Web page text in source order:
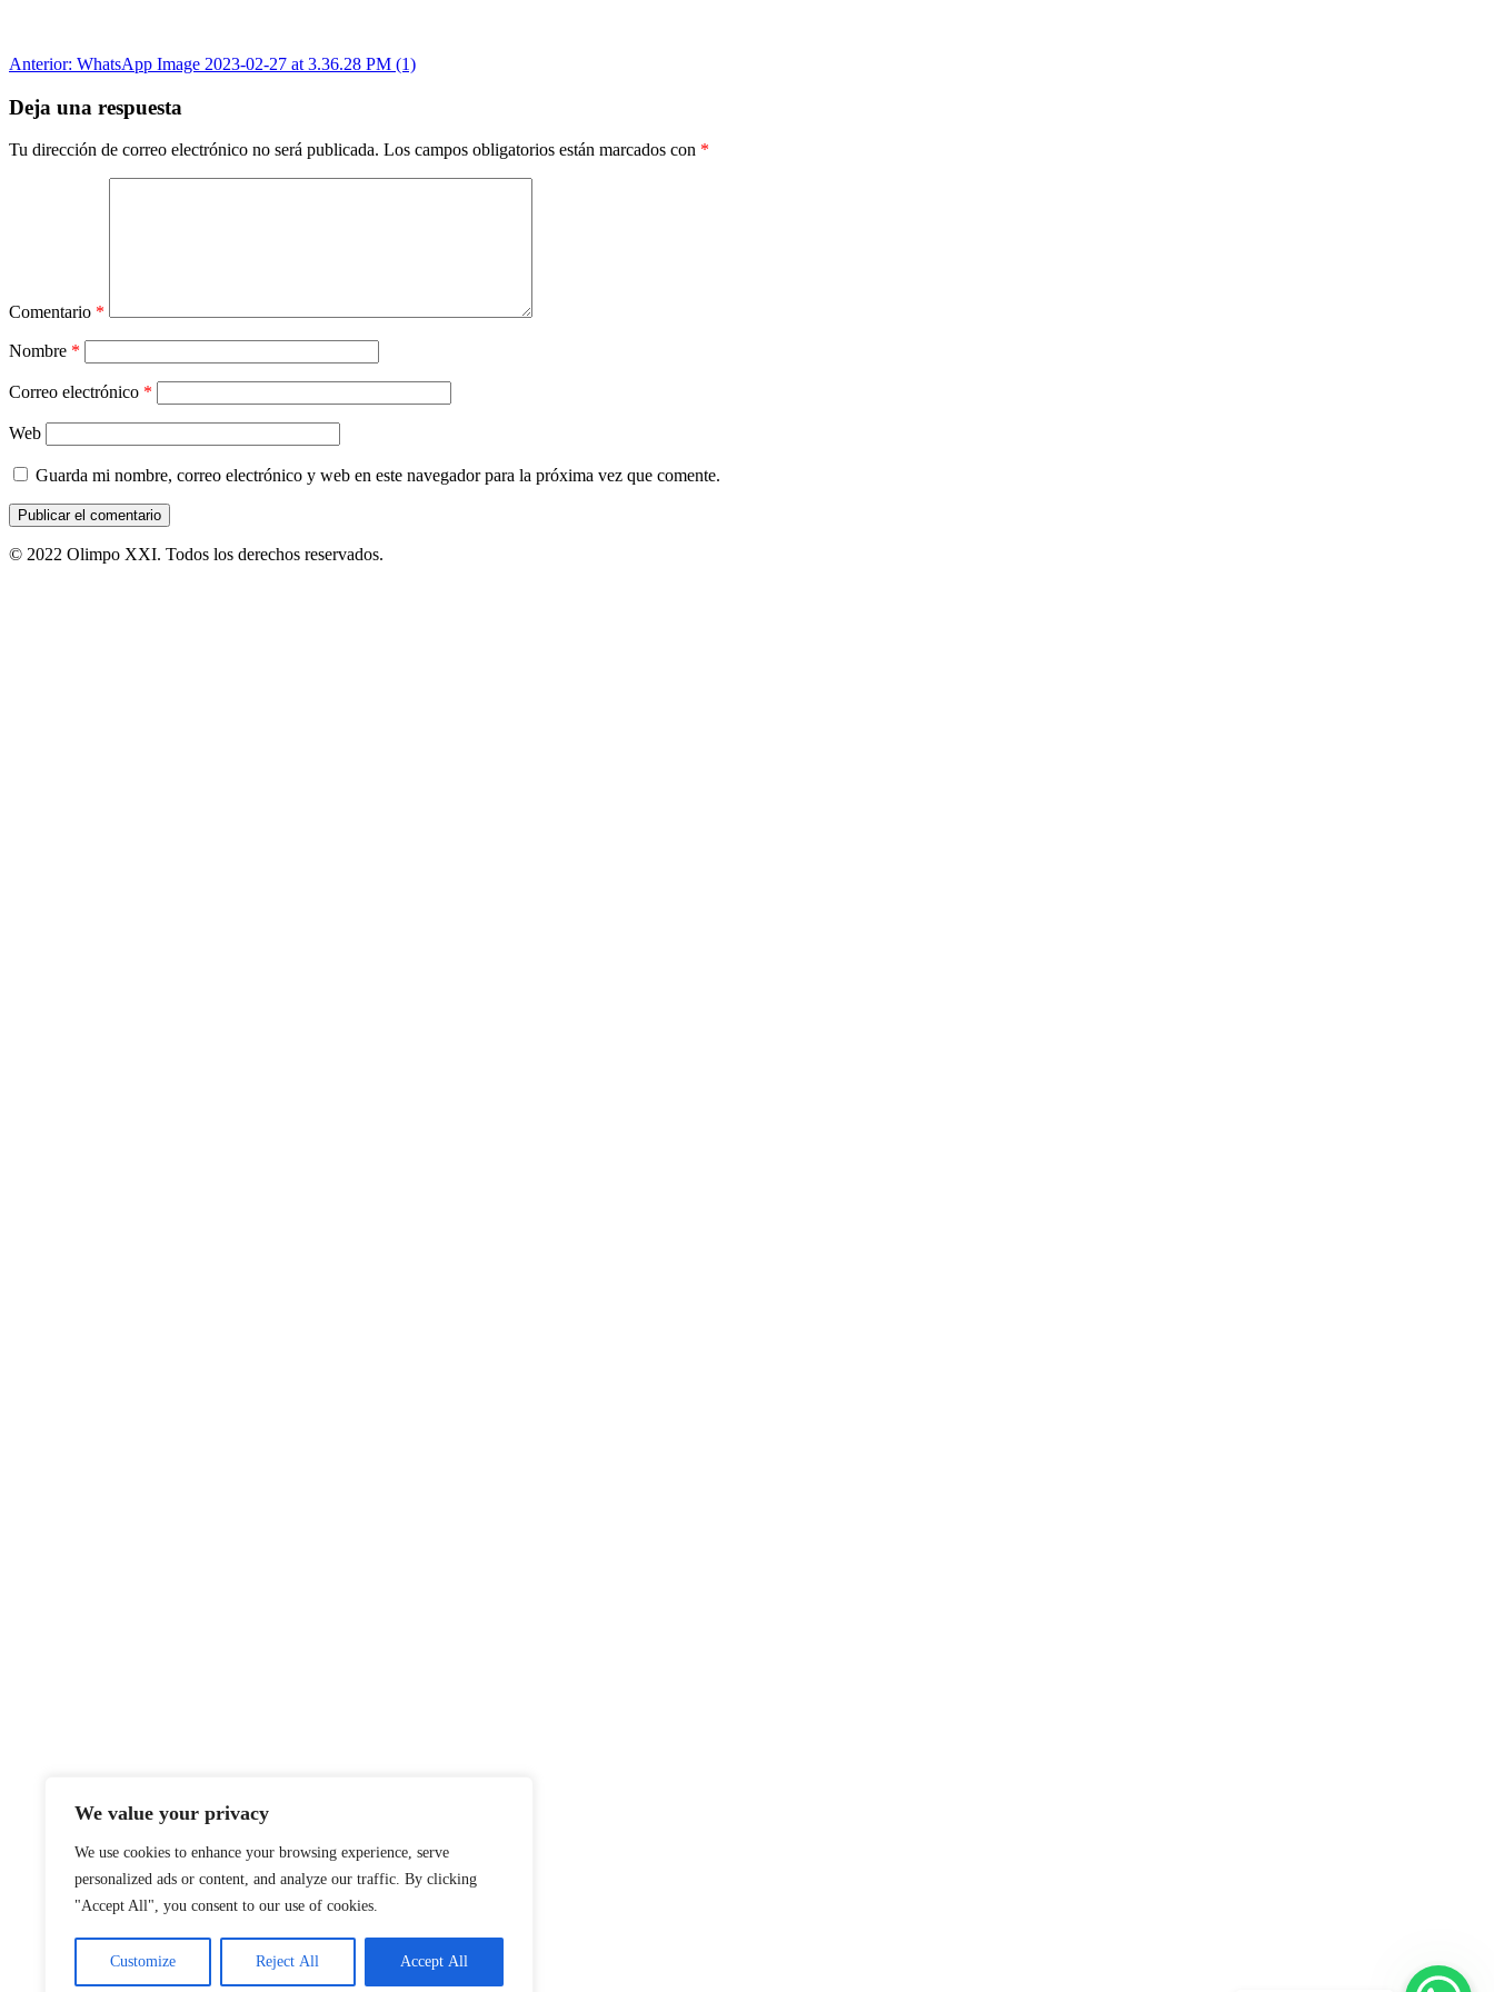
We value your privacy
We use cookies to enhance your browsing experience, serve
personalized ads or content, and analyze our traffic. By clicking
"Accept All", you consent to our use of cookies.
Customize Reject All Accept All
Navegación
de
entradas
Anterior: WhatsApp Image 2023-02-27 at 3.36.28 PM (1)
Deja una respuesta
Tu dirección de correo electrónico no será publicada. Los campos obligatorios están marcados con *
Comentario *
Nombre *
Correo electrónico *
Web
Guarda mi nombre, correo electrónico y web en este navegador para la próxima vez que comente.
© 2022 Olimpo XXI. Todos los derechos reservados.